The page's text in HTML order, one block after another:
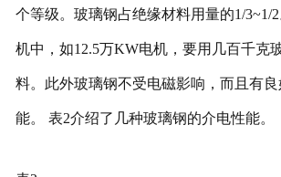
个等级。玻璃钢占绝缘材料用量的1/3~1/
机中，如12.5万KW电机，要用几百千克
料。此外玻璃钢不受电磁影响，而且有
能。 表2介绍了几种玻璃钢的介电性能。